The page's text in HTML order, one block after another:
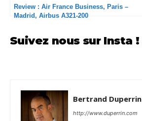
Review : Air France Business, Paris –
Madrid, Airbus A321-200
Suivez nous sur Insta !
Bertrand Duperrin
http://www.duperrin.com